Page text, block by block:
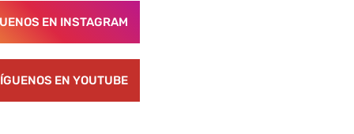
EN INSTAGRAM
EN YOUTUBE